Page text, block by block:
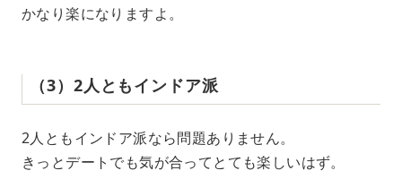
かなり楽になりますよ。
（3）2人ともインドア派
2人ともインドア派なら問題ありません。
きっとデートでも気が合ってとても楽しいはず。